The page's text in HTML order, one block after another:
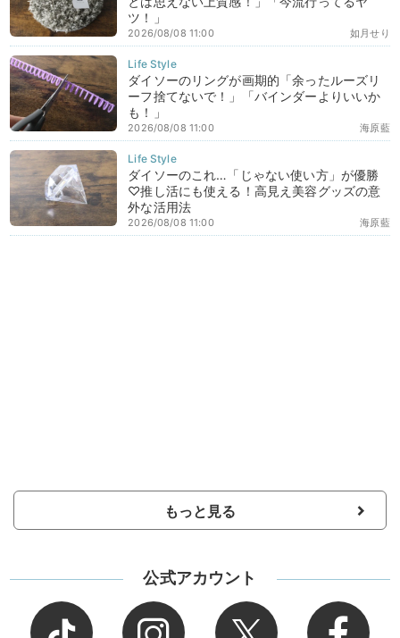
ツ！」
如月せり
2026/08/08 11:00
ダイソーのリングが画期的「余ったルーズリ
ーフ捨てないで！」「バインダーよりいいか
も！」
海原藍
2026/08/08 11:00
ダイソーのこれ…「じゃない使い方」が優勝
♡推し活にも使える！高見え美容グッズの意
外な活用法
海原藍
2026/08/08 11:00
もっと見る
公式アカウント